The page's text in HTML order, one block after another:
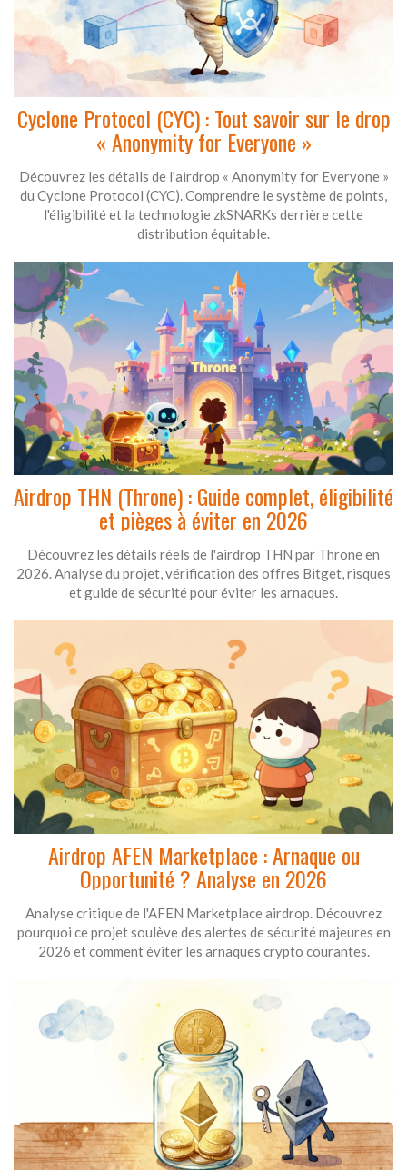
Cyclone Protocol (CYC) : Tout savoir sur le drop
« Anonymity for Everyone »
Découvrez les détails de l'airdrop « Anonymity for Everyone »
du Cyclone Protocol (CYC). Comprendre le système de points,
l'éligibilité et la technologie zkSNARKs derrière cette
distribution équitable.
Airdrop THN (Throne) : Guide complet, éligibilité
et pièges à éviter en 2026
Découvrez les détails réels de l'airdrop THN par Throne en
2026. Analyse du projet, vérification des offres Bitget, risques
et guide de sécurité pour éviter les arnaques.
Airdrop AFEN Marketplace : Arnaque ou
Opportunité ? Analyse en 2026
Analyse critique de l'AFEN Marketplace airdrop. Découvrez
pourquoi ce projet soulève des alertes de sécurité majeures en
2026 et comment éviter les arnaques crypto courantes.